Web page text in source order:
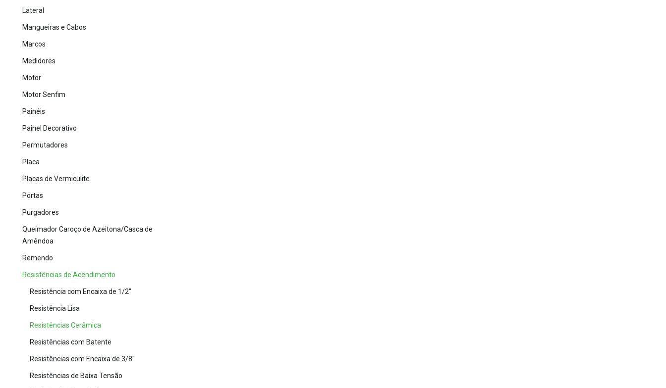
Lateral
Mangueiras e Cabos
Marcos
Medidores
Motor
Motor Senfim
Painéis
Painel Decorativo
Permutadores
Placa
Placas de Vermiculite
Portas
Purgadores
Queimador Caroço de Azeitona/Casca de
Amêndoa
Remendo
Resistências de Acendimento
Resistência com Encaixa de 1/2"
Resistência Lisa
Resistências Cerâmica
Resistências com Batente
Resistências com Encaixa de 3/8"
Resistências de Baixa Tensão